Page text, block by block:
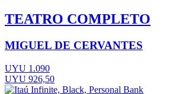
TEATRO COMPLETO
MIGUEL DE CERVANTES
UYU 1.090
UYU 926,50